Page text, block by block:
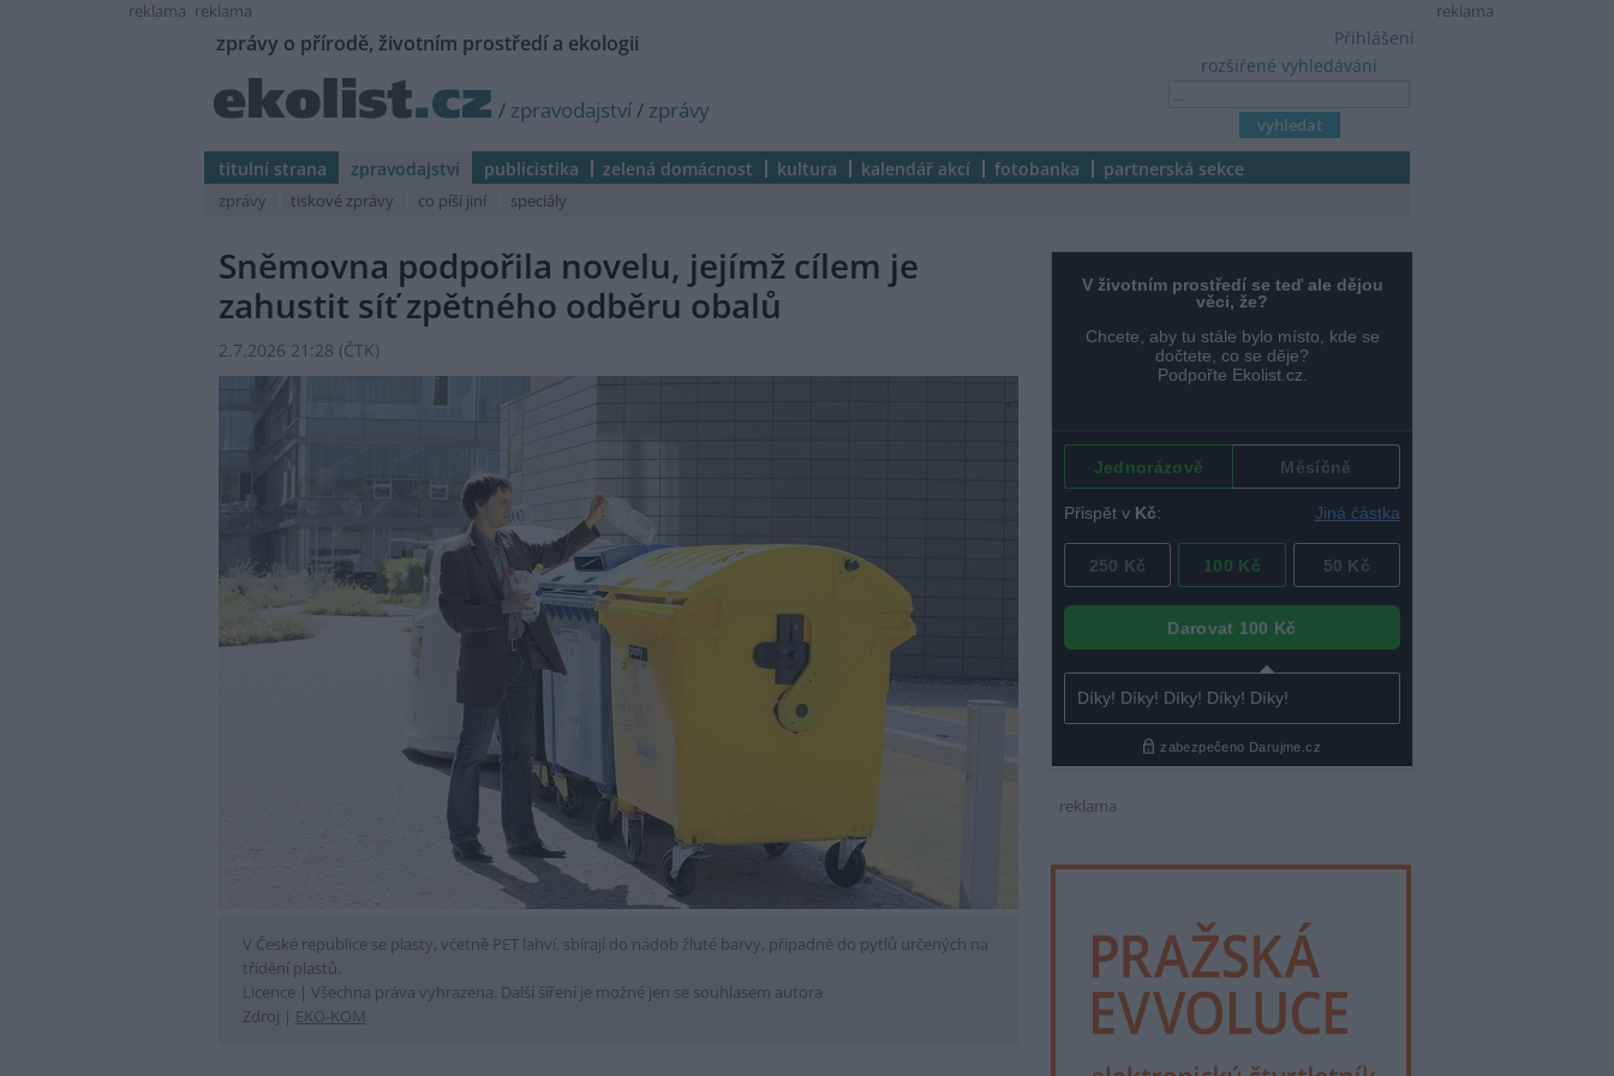
reklama
reklama reklama
zprávy o přírodě, životním prostředí a ekologii
/ zpravodajství/ zprávy
rozšířené vyhledávání
Přihlášení
titulní strana zpravodajství publicistika zelená domácnost kultura kalendář akcí fotobanka partnerská sekce
zprávy tiskové zprávy co píší jiní speciály
Sněmovna podpořila novelu, jejímž cílem je
zahustit síť zpětného odběru obalů
2.7.2026 21:28 (ČTK)
V České republice se plasty, včetně PET lahví, sbírají do nádob žluté barvy, případně do pytlů určených na
třídění plastů.
Licence | Všechna práva vyhrazena. Další šíření je možné jen se souhlasem autora
Zdroj | EKO-KOM
reklama